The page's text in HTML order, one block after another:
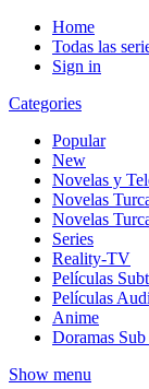
Home
Todas las
Sign in
Categories
Popular
New
Novelas y
Novelas
Novelas
Series
Reality-TV
Películas
Películas
Anime
Doramas
Show menu